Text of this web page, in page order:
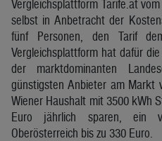
Vergleichsplattform Tarife.at
selbst in Anbetracht der
fünf Personen, den Tarif
Vergleichsplattform hat dafür
der marktdominanten
günstigsten Anbieter am Markt
Wiener Haushalt mit 3500 kWh
Euro jährlich sparen, ein
Oberösterreich bis zu 330 Euro.